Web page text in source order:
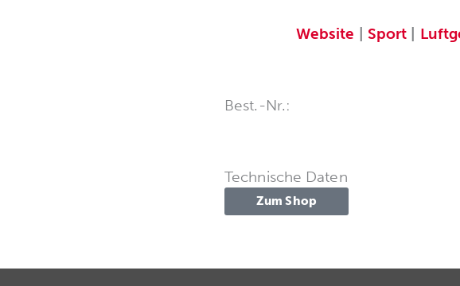
Website Sport
Best.-Nr.:
Technische Daten
Zum Shop